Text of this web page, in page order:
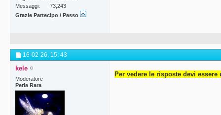
Messaggi
73,243
Grazie Partecipo / Passo
16-02-26, 15: 43
kele
Moderatore
Perla Rara
Per vedere le risposte devi